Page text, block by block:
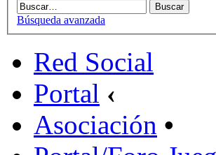
Búsqueda avanzada
Red Social
Portal ‹
Asociación •